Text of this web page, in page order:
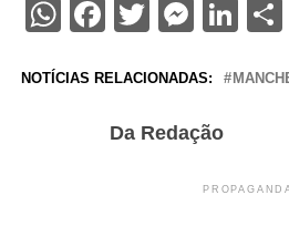
WhatsApp
Facebook
Twitter
NOTÍCIAS RELACIONADAS:
Da Redação